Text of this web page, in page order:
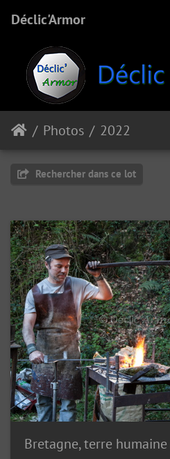
Déclic'Armor
Photos 2022
Rechercher dans ce lot
Bretagne, terre